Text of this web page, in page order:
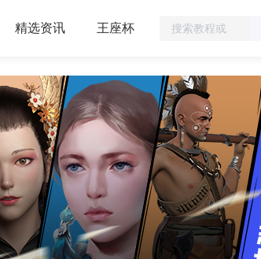
精选资讯 王座杯